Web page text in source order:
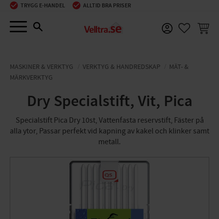
Meny
TRYGG E-HANDEL ALLTID BRA PRISER
MASKINER & VERKTYG VERKTYG & HANDREDSKAP
MÄT- &
MÄRKVERKTYG
Dry Specialstift, Vit, ​Pica
Specialstift Pica Dry 10st, Vattenfasta reservstift, Fäster på
alla ytor, Passar perfekt vid kapning av kakel och klinker samt
metall.